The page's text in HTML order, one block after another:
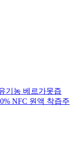
기농 베르가못즙
NFC 원액 착즙주